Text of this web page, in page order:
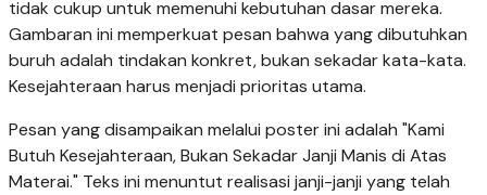
tidak cukup untuk memenuhi kebutuhan dasar mereka.
Gambaran ini memperkuat pesan bahwa yang dibutuhkan
buruh adalah tindakan konkret, bukan sekadar kata-kata.
Kesejahteraan harus menjadi prioritas utama.
Pesan yang disampaikan melalui poster ini adalah "Kami
Butuh Kesejahteraan, Bukan Sekadar Janji Manis di Atas
Materai." Teks ini menuntut realisasi janji-janji yang telah